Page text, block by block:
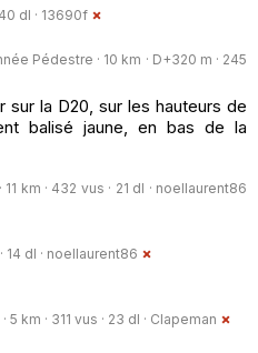
dl · 13690f
Pédestre · 10 km · D+320 m · 245
sur la D20, sur les hauteurs de
balisé jaune, en bas de la
km · 432 vus · 21 dl · noellaurent86
dl · noellaurent86
km · 311 vus · 23 dl · Clapeman